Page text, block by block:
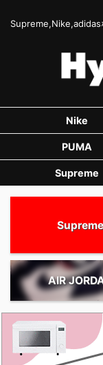
Supreme,Nike,adidas
Nike
PUMA
Supreme
Supreme
AIR